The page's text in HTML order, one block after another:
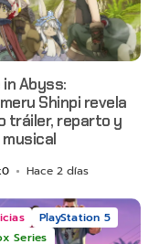
in Abyss:
Shinpi revela
tráiler, reparto y
Hace 2 días
PlayStation 5
Series